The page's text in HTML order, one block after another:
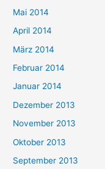
Mai 2014
April 2014
März 2014
Februar 2014
Januar 2014
Dezember 2013
November 2013
Oktober 2013
September 2013